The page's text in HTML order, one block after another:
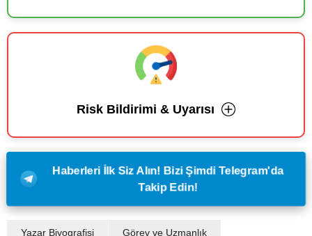
Risk Bildirimi & Uyarısı
Haberleri İlk Siz Alın! Bizi Şimdi Telegram'da
Takip Edin!
Yazar Biyografisi Görev ve Uzmanlık